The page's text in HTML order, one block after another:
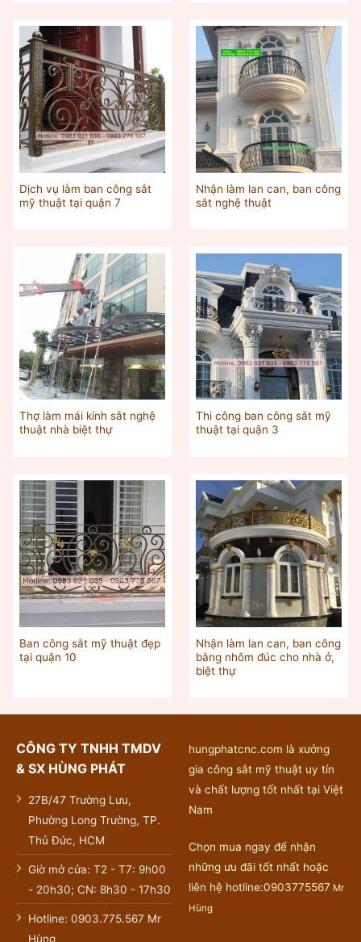
Dịch vụ làm ban công sắt
mỹ thuật tại quận 7
Nhận làm lan can, ban công
sắt nghệ thuật
Thợ làm mái kính sắt nghệ
thuật nhà biệt thự
Thi công ban công sắt mỹ
thuật tại quận 3
Ban công sắt mỹ thuật đẹp
tại quận 10
Nhận làm lan can, ban công
bằng nhôm đúc cho nhà ở,
biệt thự
CÔNG TY TNHH TMDV
& SX HÙNG PHÁT
27B/47 Trường Lưu,
Phường Long Trường, TP.
Thủ Đức, HCM
Giờ mở cửa: T2 - T7: 9h00
- 20h30; CN: 8h30 - 17h30
Hotline: 0903.775.567 Mr
Hùng
hungphatcnc.com là xưởng
gia công sắt mỹ thuật uy tín
và chất lượng tốt nhất tại Việt
Nam
Chọn mua ngay để nhận
những ưu đãi tốt nhất hoặc
liên hệ hotline:0903775567 Mr
Hùng